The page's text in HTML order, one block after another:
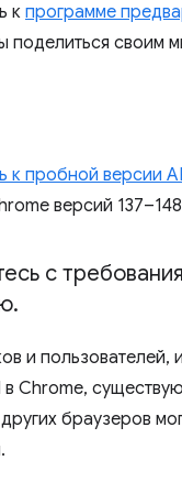
к программе
поделиться своим
к пробной версии
версий
с
.
и пользователей,
в Chrome,
браузеров